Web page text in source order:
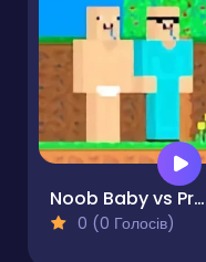
Noob Baby vs Pro Baby
0 (0 Голосів)